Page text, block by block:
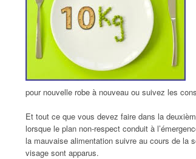
pour nouvelle robe à nouveau ou suivez les
Et tout ce que vous devez faire dans la
lorsque le plan non-respect conduit à
la mauvaise alimentation suivre au cours de la
visage sont apparus.